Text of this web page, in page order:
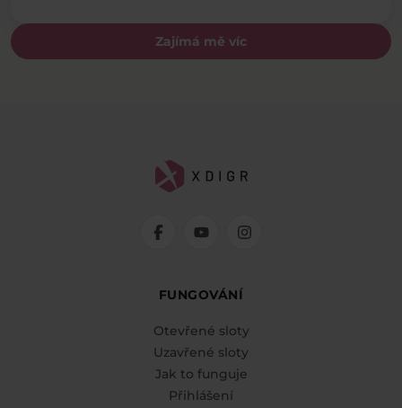
Zajímá mě víc
FUNGOVÁNÍ
Otevřené sloty
Uzavřené sloty
Jak to funguje
Přihlášení